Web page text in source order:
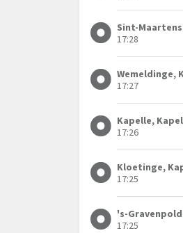
Sint-
17:28
Wemeldinge,
17:27
Kapelle,
17:26
Kloetinge,
17:25
's-
17:25